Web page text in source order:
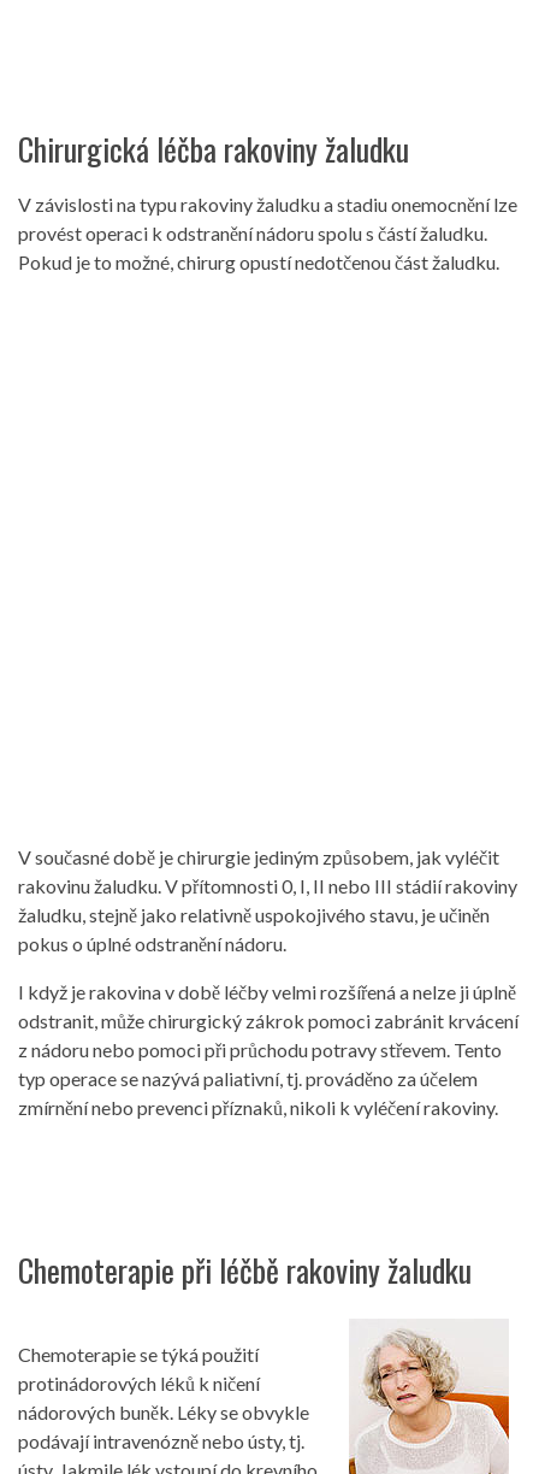
Chirurgická léčba rakoviny žaludku
V závislosti na typu rakoviny žaludku a stadiu onemocnění lze
provést operaci k odstranění nádoru spolu s částí žaludku.
Pokud je to možné, chirurg opustí nedotčenou část žaludku.
V současné době je chirurgie jediným způsobem, jak vyléčit
rakovinu žaludku. V přítomnosti 0, I, II nebo III stádií rakoviny
žaludku, stejně jako relativně uspokojivého stavu, je učiněn
pokus o úplné odstranění nádoru.
I když je rakovina v době léčby velmi rozšířená a nelze ji úplně
odstranit, může chirurgický zákrok pomoci zabránit krvácení
z nádoru nebo pomoci při průchodu potravy střevem. Tento
typ operace se nazývá paliativní, tj. prováděno za účelem
zmírnění nebo prevenci příznaků, nikoli k vyléčení rakoviny.
Chemoterapie při léčbě rakoviny žaludku
Chemoterapie se týká použití
protinádorových léků k ničení
nádorových buněk. Léky se obvykle
podávají intravenózně nebo ústy, tj.